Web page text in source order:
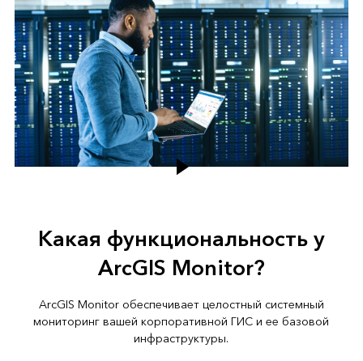
Какая функциональность у
ArcGIS Monitor?
ArcGIS Monitor обеспечивает целостный системный
мониторинг вашей корпоративной ГИС и ее базовой
инфраструктуры.